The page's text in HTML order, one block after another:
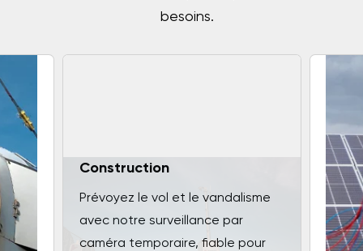
besoins.
Construction
Prévoyez le vol et le vandalisme
avec notre surveillance par
caméra temporaire, fiable pour